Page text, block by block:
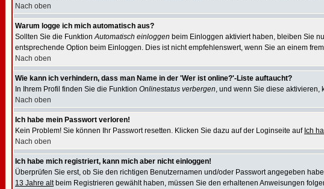
Nach oben
Warum logge ich mich automatisch aus?
Sollten Sie die FunktionAutomatisch einloggen beim Einloggen aktiviert haben, bleiben Sie
entsprechende Option beim Einloggen. Dies ist nicht empfehlenswert, wenn Sie an einem
Nach oben
Wie kann ich verhindern, dass man Name in der 'Wer ist online?'-Liste auftaucht?
In Ihrem Profil finden Sie die Funktion Onlinestatus verbergen, und wenn Sie diese aktivieren,
Nach oben
Ich habe mein Passwort verloren!
Kein Problem! Sie können Ihr Passwort resetten. Klicken Sie dazu auf der Loginseite auf Ich
Nach oben
Ich habe mich registriert, kann mich aber nicht einloggen!
Überprüfen Sie erst, ob Sie den richtigen Benutzernamen und/oder Passwort angegeben
13 Jahre altbeim Registrieren gewählt haben, müssen Sie den erhaltenen Anweisungen